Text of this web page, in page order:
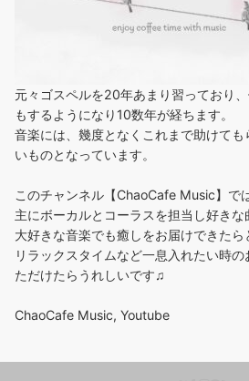
元々ゴスペルを20年あまり習っており
もするようになり10数年が経ちます。
音楽には、幾度となくこれまで助けて
いものとなっています。
このチャンネル【ChaoCafe Music】で
主にボーカルとコーラスを担当し好き
大好きな音楽でも癒しをお届けできた
リラックスタイムなど一息入れたい時
ただけたらうれしいです♫
ChaoCafe Music, Youtube